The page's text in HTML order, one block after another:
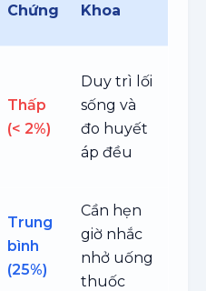
Chứng
Khoa
Thấp
(< 2%)
Duy trì lối
sống và
đo huyết
áp đều
Trung
bình
(25%)
Cần hẹn
giờ nhắc
nhở uống
thuốc